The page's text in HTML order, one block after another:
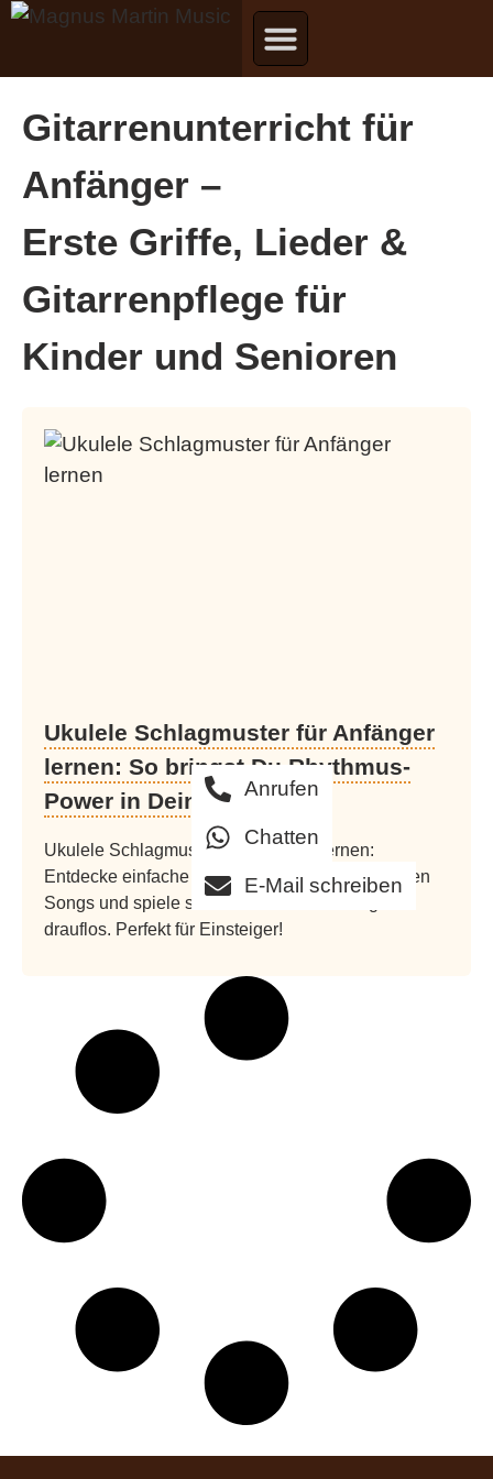
Gitarrenunterricht für
Anfänger –
Erste Griffe, Lieder &
Gitarrenpflege für
Kinder und Senioren
Ukulele Schlagmuster für Anfänger
lernen: So bringst Du Rhythmus-
Power in Dein Spiel
Ukulele Schlagmuster für Anfänger lernen:
Entdecke einfache Schlagmuster für Deine ersten
Songs und spiele schon bald locker-flockig
drauflos. Perfekt für Einsteiger!
Anrufen
Chatten
E-Mail schreiben